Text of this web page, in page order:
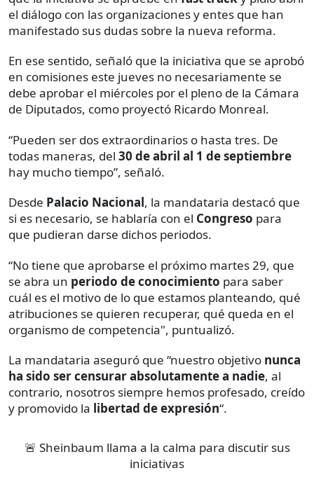
el diálogo con las organizaciones y entes que han
manifestado sus dudas sobre la nueva reforma.
En ese sentido, señaló que la iniciativa que se aprobó
en comisiones este jueves no necesariamente se
debe aprobar el miércoles por el pleno de la Cámara
de Diputados, como proyectó Ricardo Monreal.
“Pueden ser dos extraordinarios o hasta tres. De
todas maneras, del 30 de abril al 1 de septiembre
hay mucho tiempo”, señaló.
Desde Palacio Nacional, la mandataria destacó que
si es necesario, se hablaría con el Congreso para
que pudieran darse dichos periodos.
“No tiene que aprobarse el próximo martes 29, que
se abra un periodo de conocimiento para saber
cuál es el motivo de lo que estamos planteando, qué
atribuciones se quieren recuperar, qué queda en el
organismo de competencia", puntualizó.
La mandataria aseguró que “nuestro objetivo nunca
ha sido ser censurar absolutamente a nadie, al
contrario, nosotros siempre hemos profesado, creído
y promovido la libertad de expresión“.
🚨 Sheinbaum llama a la calma para discutir sus
iniciativas